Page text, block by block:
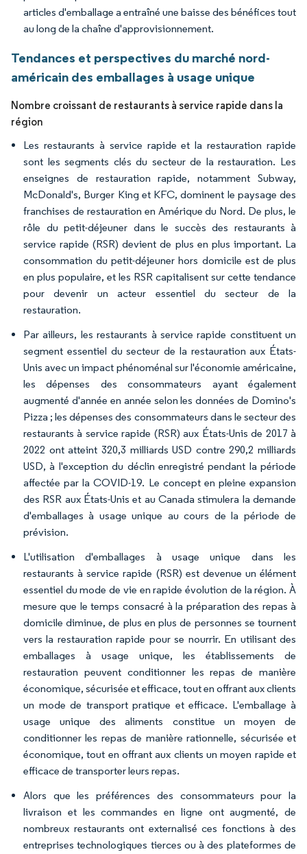
articles d'emballage a entraîné une baisse des bénéfices tout
au long de la chaîne d'approvisionnement.
Tendances et perspectives du marché nord-
américain des emballages à usage unique
Nombre croissant de restaurants à service rapide dans la
région
Les restaurants à service rapide et la restauration rapide
sont les segments clés du secteur de la restauration. Les
enseignes de restauration rapide, notamment Subway,
McDonald's, Burger King et KFC, dominent le paysage des
franchises de restauration en Amérique du Nord. De plus, le
rôle du petit-déjeuner dans le succès des restaurants à
service rapide (RSR) devient de plus en plus important. La
consommation du petit-déjeuner hors domicile est de plus
en plus populaire, et les RSR capitalisent sur cette tendance
pour devenir un acteur essentiel du secteur de la
restauration.
Par ailleurs, les restaurants à service rapide constituent un
segment essentiel du secteur de la restauration aux États-
Unis avec un impact phénoménal sur l'économie américaine,
les dépenses des consommateurs ayant également
augmenté d'année en année selon les données de Domino's
Pizza ; les dépenses des consommateurs dans le secteur des
restaurants à service rapide (RSR) aux États-Unis de 2017 à
2022 ont atteint 320,3 milliards USD contre 290,2 milliards
USD, à l'exception du déclin enregistré pendant la période
affectée par la COVID-19. Le concept en pleine expansion
des RSR aux États-Unis et au Canada stimulera la demande
d'emballages à usage unique au cours de la période de
prévision.
L'utilisation d'emballages à usage unique dans les
restaurants à service rapide (RSR) est devenue un élément
essentiel du mode de vie en rapide évolution de la région. À
mesure que le temps consacré à la préparation des repas à
domicile diminue, de plus en plus de personnes se tournent
vers la restauration rapide pour se nourrir. En utilisant des
emballages à usage unique, les établissements de
restauration peuvent conditionner les repas de manière
économique, sécurisée et efficace, tout en offrant aux clients
un mode de transport pratique et efficace. L'emballage à
usage unique des aliments constitue un moyen de
conditionner les repas de manière rationnelle, sécurisée et
économique, tout en offrant aux clients un moyen rapide et
efficace de transporter leurs repas.
Alors que les préférences des consommateurs pour la
livraison et les commandes en ligne ont augmenté, de
nombreux restaurants ont externalisé ces fonctions à des
entreprises technologiques tierces ou à des plateformes de